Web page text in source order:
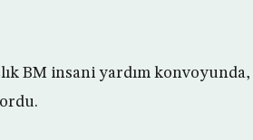
BM insani yardım konvoyunda,